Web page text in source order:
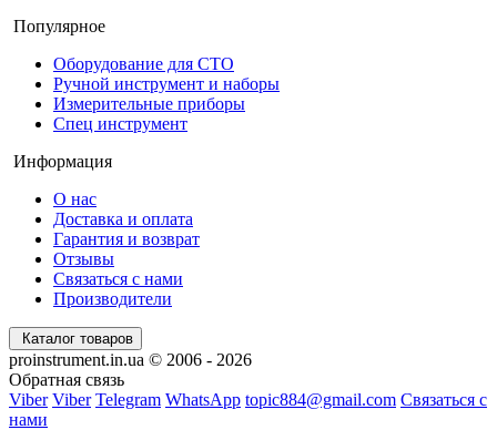
Популярное
Оборудование для СТО
Ручной инструмент и наборы
Измерительные приборы
Спец инструмент
Информация
О нас
Доставка и оплата
Гарантия и возврат
Отзывы
Связаться с нами
Производители
Каталог товаров
proinstrument.in.ua © 2006 - 2026
Обратная связь
Viber Viber Telegram WhatsApp topic884@gmail.com Связаться с
нами